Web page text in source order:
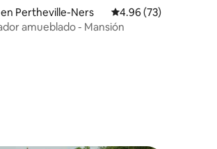
Pertheville-Ners Calificación
4.96 (73)
amueblado - Mansión